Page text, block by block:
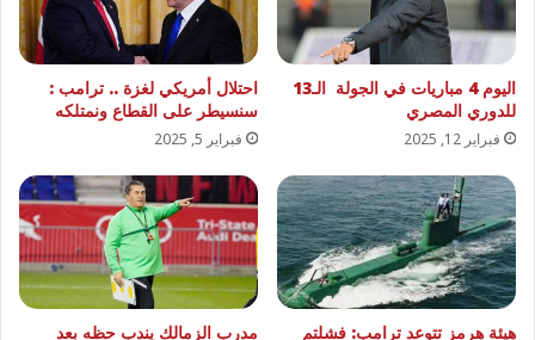
اليوم 4 مباريات في الجولة الـ13
للدوري المصري
فبراير 12, 2025
احتلال أمريكي لغزة .. ترامب :
سنسيطر على القطاع ونمتلكه
فبراير 5, 2025
هيئة هرمز تتوعد ترامب: فشلتم
مدرب الزمالك يندب حظه بعد